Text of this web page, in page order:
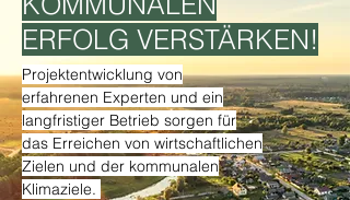
ERFOLG VERSTÄRKEN!
Projektentwicklung von
erfahrenen Experten und ein
langfristiger Betrieb sorgen für
das Erreichen von wirtschaftlichen
Zielen und der kommunalen
Klimaziele.